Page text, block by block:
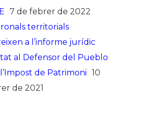
7 de febrer de 2022
territorials
a l’informe jurídic
al Defensor del Pueblo
de Patrimoni 10
de 2021